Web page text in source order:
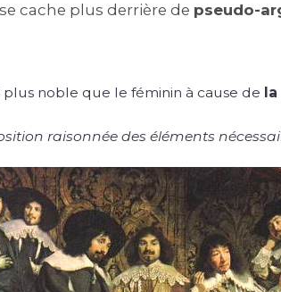
cache plus derrière de pseudo-
noble que le féminin à cause de
raisonnée des éléments